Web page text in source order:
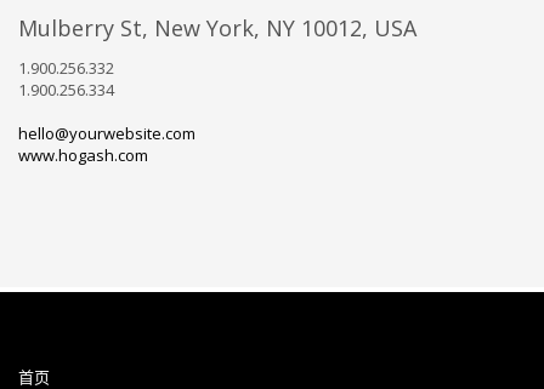
Mulberry St, New York, NY 10012, USA
1.900.256.332
1.900.256.334
hello@yourwebsite.com
www.hogash.com
首页